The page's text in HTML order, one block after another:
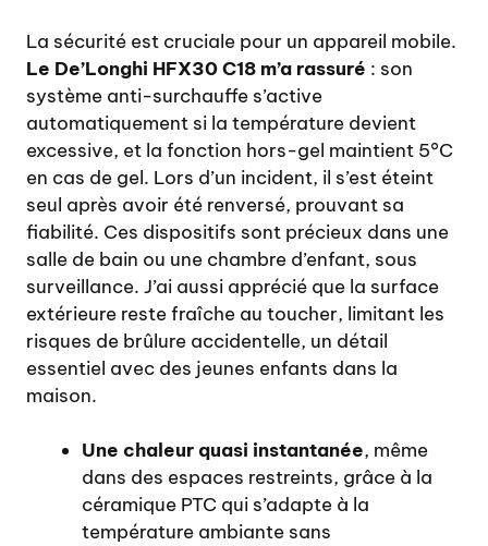
La sécurité est cruciale pour un appareil mobile.
Le De’Longhi HFX30 C18 m’a rassuré : son
système anti-surchauffe s’active
automatiquement si la température devient
excessive, et la fonction hors-gel maintient 5°C
en cas de gel. Lors d’un incident, il s’est éteint
seul après avoir été renversé, prouvant sa
fiabilité. Ces dispositifs sont précieux dans une
salle de bain ou une chambre d’enfant, sous
surveillance. J’ai aussi apprécié que la surface
extérieure reste fraîche au toucher, limitant les
risques de brûlure accidentelle, un détail
essentiel avec des jeunes enfants dans la
maison.
Une chaleur quasi instantanée, même
dans des espaces restreints, grâce à la
céramique PTC qui s’adapte à la
température ambiante sans